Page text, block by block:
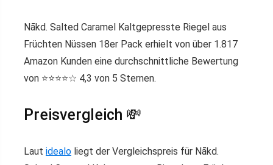
Nākd. Salted Caramel Kaltgepresste Riegel aus
Früchten Nüssen 18er Pack erhielt von über 1.817
Amazon Kunden eine durchschnittliche Bewertung
von ⭐️⭐️⭐️⭐️☆ 4,3 von 5 Sternen.
Preisvergleich 💸
Laut idealo liegt der Vergleichspreis für Nākd.